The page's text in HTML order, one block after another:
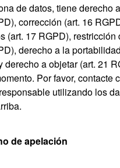
de datos, tiene derecho
corrección (art. 16
(art. 17 RGPD), restricción
derecho a la
derecho a objetar (art. 21
Por favor, contacte
utilizando los
de apelación